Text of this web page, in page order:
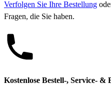
Verfolgen Sie Ihre Bestellung
Fragen, die Sie haben.
Kostenlose Bestell-, Service- &